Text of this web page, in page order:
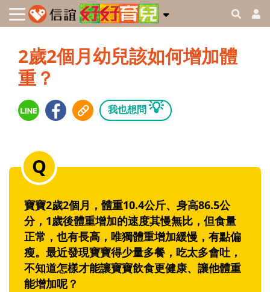
2歲2個月幼兒該如何增加體
重？
我也想問 💡
寶寶2歲2個月，體重10.4公斤、身高86.5公
分，1歲後體重增加的速度其慢無比，但食量
正常，也有長高，唯獨體重增加緩慢，有點偏
瘦。最近發現寶寶得少量多餐，吃太多會吐，
不知道怎樣才能讓寶寶飲食更健康、讓他體重
能增加呢？